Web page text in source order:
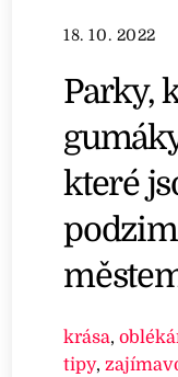
18. 10. 2022
Parky,
které
krása,
tipy,